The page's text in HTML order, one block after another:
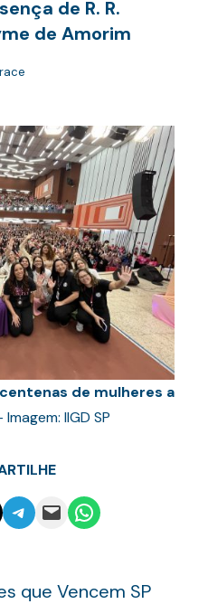
de R. R.
de Amorim
de mulheres a
Imagem: IIGD SP
Page
Share on Telegram
Email this PageShare on WhatsApp
que Vencem SP